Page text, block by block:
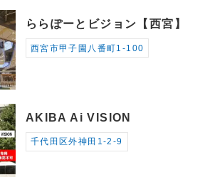
ららぽーとビジョン【西宮】
西宮市甲子園八番町1-100
AKIBA Ai VISION
千代田区外神田1-2-9